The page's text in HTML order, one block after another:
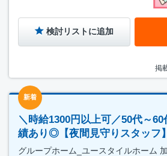
検討リストに追加
掲
新着
＼時給1300円以上可／50代～
績あり◎【夜間見守りスタッフ
グループホーム_ユースタイルホーム